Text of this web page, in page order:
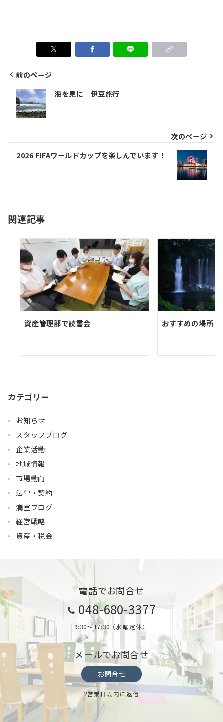
投
稿
ナ
ビ
ゲ
シ
ン
前のページ
海を見に 伊豆旅行
次のページ
2026 FIFAワールドカップを楽しんでいます！
関連記事
資産管理部で読書会 おすすめの場所
カテゴリー
お知らせ
スタッフブログ
企業活動
地域情報
市場動向
法律・契約
満室ブログ
経営戦略
資産・税金
電話でお問合せ
048-680-3377
9:30～17:30（水曜定休）
メールでお問合せ
お問合せ
2営業日以内に返信